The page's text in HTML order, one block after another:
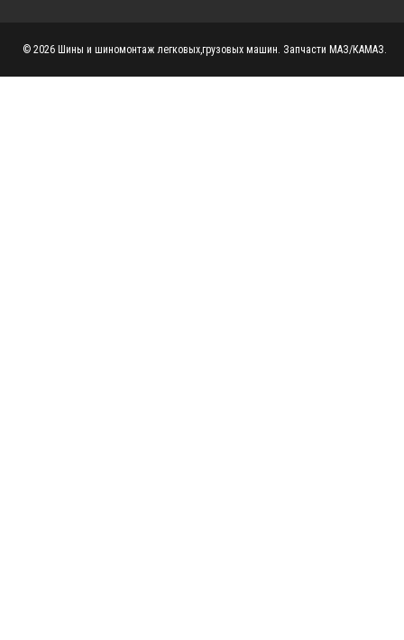
© 2026 Шины и шиномонтаж легковых,грузовых машин. Запчасти МАЗ/КАМАЗ.